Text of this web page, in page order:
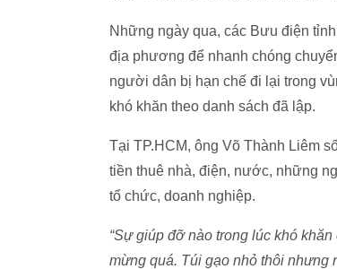
Những ngày qua, các Bưu điện
địa phương để nhanh chóng
người dân bị hạn chế đi lại trong
khó khăn theo danh sách đã lập.
Tại TP.HCM, ông Võ Thành Liêm
tiền thuê nhà, điện, nước, những
tổ chức, doanh nghiệp.
“Sự giúp đỡ nào trong lúc khó
mừng quá. Túi gạo nhỏ thôi nhưng